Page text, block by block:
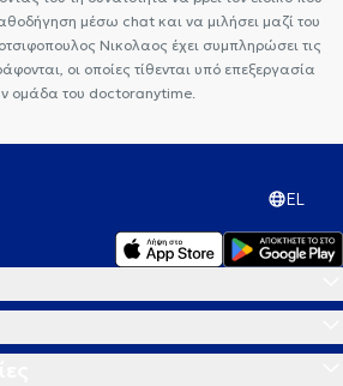
Καρκίνος του Μαστού
Ίωση Γρίπη
διαταραχή
Δίαιτα και
Σύνδρομο καρπιαίου σωλήνα
αρθρίτιδα
Oστικό οίδημα
μέσω chat και να μιλήσει μαζί του
Νικολαος έχει συμπληρώσει τις
οι οποίες τίθενται υπό επεξεργασία
ομάδα του doctoranytime.
EL